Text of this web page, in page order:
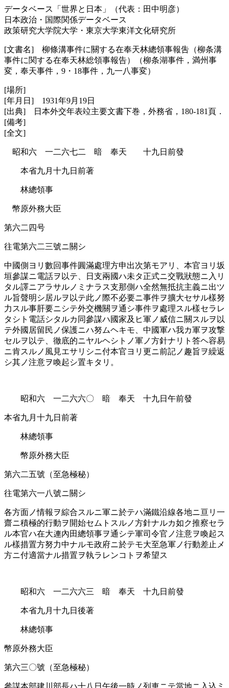
データベース「世界と日本」（代表：田中明彦）
日本政治・国際関係データベース
政策研究大学院大学・東京大学東洋文化研究所
[文書名] 柳條溝事件に關する在奉天林總領事報吿（柳条溝
事件に関する在奉天林総領事報告）（柳条湖事件，満州事
変，奉天事件，9・18事件，九一八事変）
[場所]
[年月日] 1931年9月19日
[出典] 日本外交年表竝主要文書下巻，外務省，180-181頁．
[備考]
[全文]
昭和六 一二六七二 暗 奉天 十九日前發
本省九月十九日前著
林總領事
幣原外務大臣
第六二四号
往電第六二三號ニ關シ
中國側ヨリ數回事件圓滿處理方申出次第モアリ、本官ヨリ坂
垣參謀ニ電話ヲ以テ、日支兩國ハ未タ正式ニ交戰狀態ニ入リ
タル譯ニアラサルノミナラス支那側ハ全然無抵抗主義ニ出ツ
ル旨聲明シ居ルヲ以テ此ノ際不必要ニ事件ヲ擴大セサル樣努
力スル事肝要ニシテ外交機關ヲ通シ事件ヲ處理スル樣セラレ
タシト電話シタルカ同參謀ハ國家及ヒ軍ノ威信ニ關スルヲ以
テ外國居留民ノ保護ニハ努ムヘキモ、中國軍ハ我カ軍ヲ攻撃
セルヲ以テ、徹底的ニヤルヘシトノ軍ノ方針ナリト答ヘ容易
ニ肯スルノ風見エサリシニ付本官ヨリ更ニ前記ノ趣旨ヲ繰返
シ其ノ注意ヲ喚起シ置キタリ。
昭和六 一二六六〇 暗 奉天 十九日午前發
本省九月十九日前著
林總領事
幣原外務大臣
第六二五號（至急極秘）
往電第六一八號ニ關シ
各方面ノ情報ヲ綜合スルニ軍ニ於テハ滿鐵沿線各地ニ亘リ一
齋ニ積極的行動ヲ開始セムトスルノ方針ナルカ如ク推察セラ
ル本官ハ在大連內田總領事ヲ通シテ軍司令官ノ注意ヲ喚起ス
ル樣措置方努力中ナルモ政府ニ於テモ大至急軍ノ行動差止メ
方ニ付適當ナル措置ヲ執ラレンコトヲ希望ス
昭和六 一二六六三 暗 奉天 十九日前發
本省九月十九日後著
林總領事
幣原外務大臣
第六三〇號（至急極秘）
參謀本部建川部長ハ十八日午後一時ノ列車ニテ當地ニ入込ミ